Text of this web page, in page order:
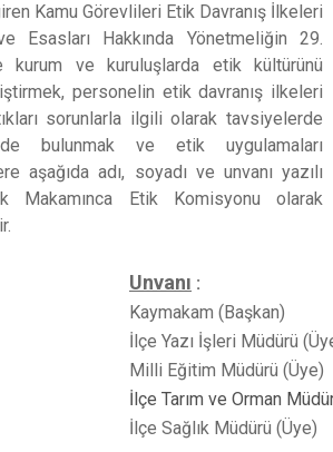
Kamu Görevlileri Etik Davranış İlkeleri
Esasları Hakkında Yönetmeliğin 29.
kurum ve kuruluşlarda etik kültürünü
personelin etik davranış ilkeleri
sorunlarla ilgili olarak tavsiyelerde
bulunmak ve etik uygulamaları
aşağıda adı, soyadı ve unvanı yazılı
Makamınca Etik Komisyonu olarak
Unvanı :
Kaymakam (Başkan)
İlçe Yazı İşleri Müdürü
Milli Eğitim Müdürü (Üye)
İlçe Tarım ve Orman
İlçe Sağlık Müdürü (Üye)